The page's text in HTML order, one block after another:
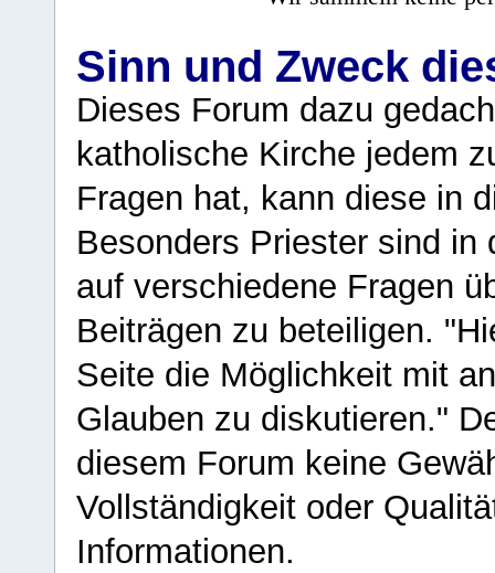
Sinn und Zweck
Dieses Forum dazu
katholische Kirche jedem
Fragen hat, kann diese in
Besonders Priester sind in
auf verschiedene Fragen
Beiträgen zu beteiligen.
Seite die Möglichkeit mit
Glauben zu diskutieren."
diesem Forum keine
Vollständigkeit oder
Informationen.